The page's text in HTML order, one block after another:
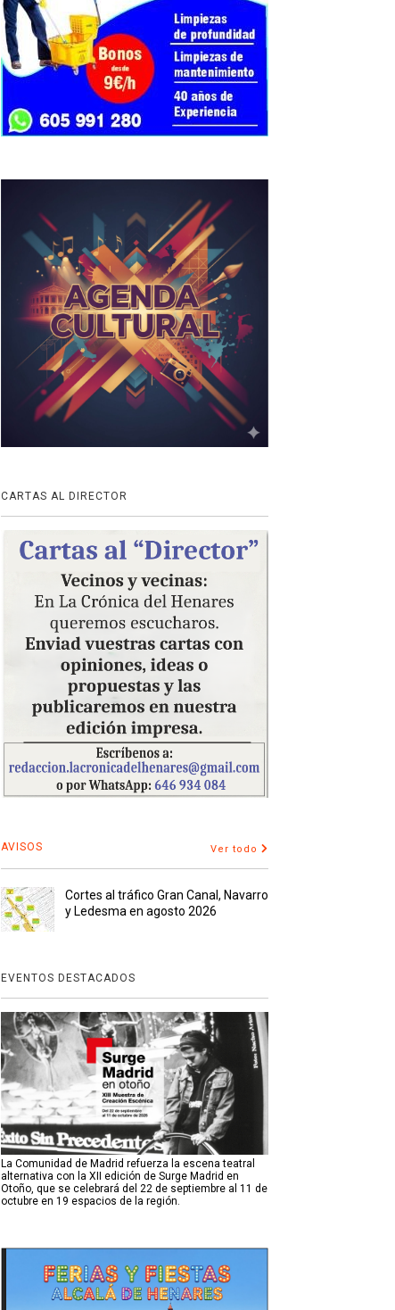
CARTAS AL DIRECTOR
AVISOS Ver todo
Cortes al tráfico Gran Canal, Navarro
y Ledesma en agosto 2026
EVENTOS DESTACADOS
La Comunidad de Madrid refuerza la escena teatral
alternativa con la XII edición de Surge Madrid en
Otoño, que se celebrará del 22 de septiembre al 11 de
octubre en 19 espacios de la región.